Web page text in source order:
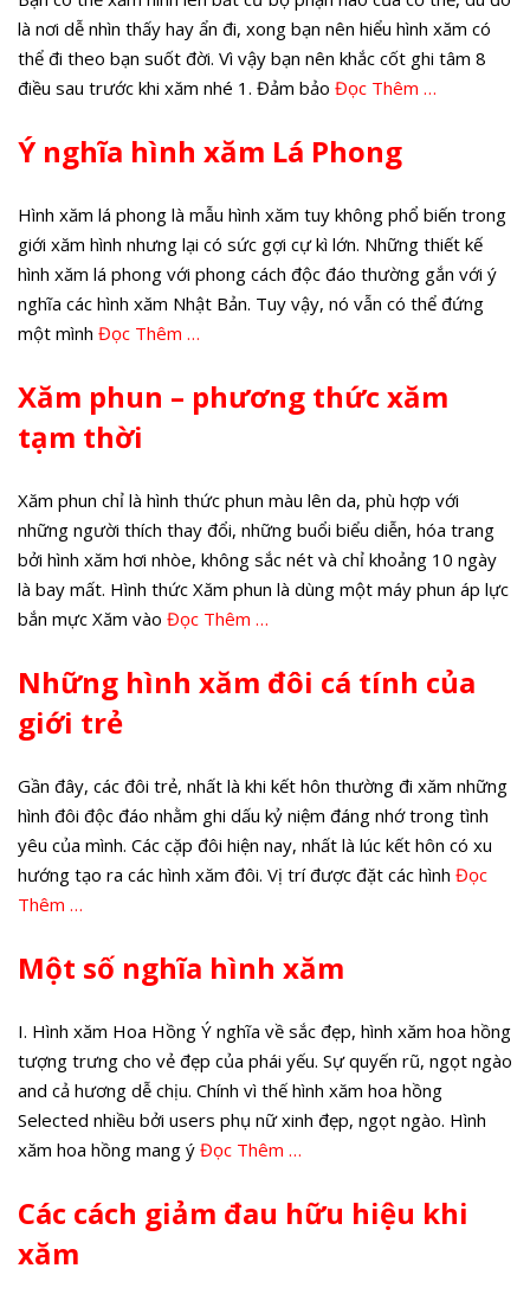
là nơi dễ nhìn thấy hay ẩn đi, xong bạn nên hiểu hình xăm có
thể đi theo bạn suốt đời. Vì vậy bạn nên khắc cốt ghi tâm 8
điều sau trước khi xăm nhé 1. Đảm bảo Đọc Thêm …
Ý nghĩa hình xăm Lá Phong
Hình xăm lá phong là mẫu hình xăm tuy không phổ biến trong
giới xăm hình nhưng lại có sức gợi cự kì lớn. Những thiết kế
hình xăm lá phong với phong cách độc đáo thường gắn với ý
nghĩa các hình xăm Nhật Bản. Tuy vậy, nó vẫn có thể đứng
một mình Đọc Thêm …
Xăm phun – phương thức xăm
tạm thời
Xăm phun chỉ là hình thức phun màu lên da, phù hợp với
những người thích thay đổi, những buổi biểu diễn, hóa trang
bởi hình xăm hơi nhòe, không sắc nét và chỉ khoảng 10 ngày
là bay mất. Hình thức Xăm phun là dùng một máy phun áp lực
bắn mực Xăm vào Đọc Thêm …
Những hình xăm đôi cá tính của
giới trẻ
Gần đây, các đôi trẻ, nhất là khi kết hôn thường đi xăm những
hình đôi độc đáo nhằm ghi dấu kỷ niệm đáng nhớ trong tình
yêu của mình. Các cặp đôi hiện nay, nhất là lúc kết hôn có xu
hướng tạo ra các hình xăm đôi. Vị trí được đặt các hình Đọc
Thêm …
Một số nghĩa hình xăm
I. Hình xăm Hoa Hồng Ý nghĩa về sắc đẹp, hình xăm hoa hồng
tượng trưng cho vẻ đẹp của phái yếu. Sự quyến rũ, ngọt ngào
and cả hương dễ chịu. Chính vì thế hình xăm hoa hồng
Selected nhiều bởi users phụ nữ xinh đẹp, ngọt ngào. Hình
xăm hoa hồng mang ý Đọc Thêm …
Các cách giảm đau hữu hiệu khi
xăm